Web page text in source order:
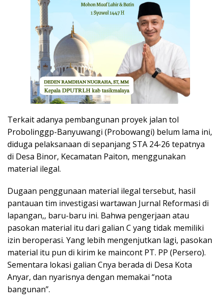
Terkait adanya pembangunan proyek jalan tol
Probolinggp-Banyuwangi (Probowangi) belum lama ini,
diduga pelaksanaan di sepanjang STA 24-26 tepatnya
di Desa Binor, Kecamatan Paiton, menggunakan
material ilegal.
Dugaan penggunaan material ilegal tersebut, hasil
pantauan tim investigasi wartawan Jurnal Reformasi di
lapangan,, baru-baru ini. Bahwa pengerjaan atau
pasokan material itu dari galian C yang tidak memiliki
izin beroperasi. Yang lebih mengenjutkan lagi, pasokan
material itu pun di kirim ke maincont PT. PP (Persero).
Sementara lokasi galian Cnya berada di Desa Kota
Anyar, dan nyarisnya dengan memakai “nota
bangunan”.